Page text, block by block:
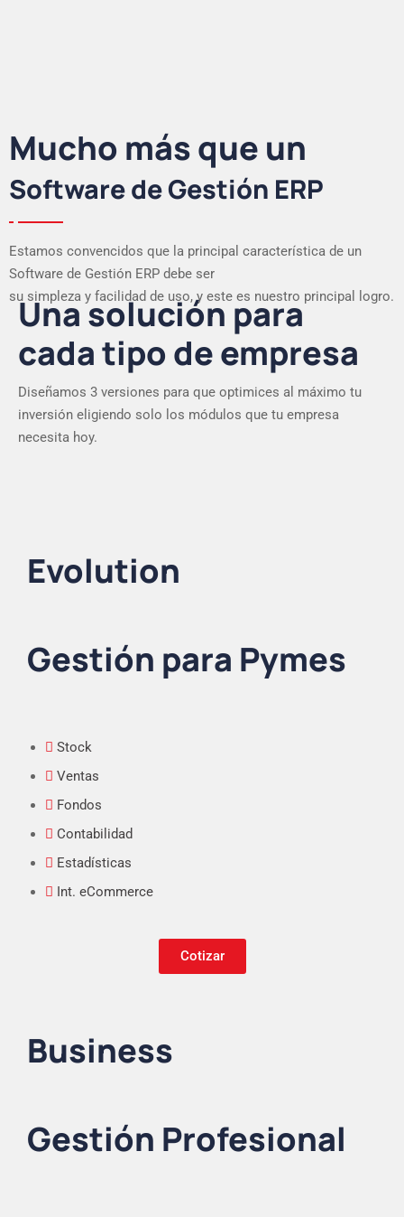
Mucho más que un
Software de Gestión ERP
Estamos convencidos que la principal característica de un
Software de Gestión ERP debe ser
su simpleza y facilidad de uso, y este es nuestro principal logro.
Una solución para
cada tipo de empresa
Diseñamos 3 versiones para que optimices al máximo tu
inversión eligiendo solo los módulos que tu empresa
necesita hoy.
Evolution
Gestión para Pymes
Stock
Ventas
Fondos
Contabilidad
Estadísticas
Int. eCommerce
Cotizar
Business
Gestión Profesional